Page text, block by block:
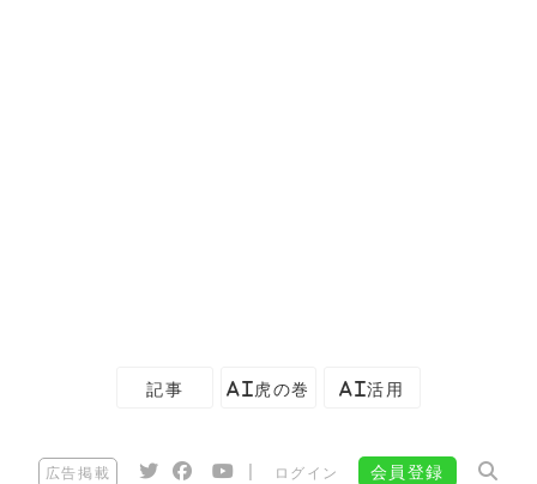
記事 AI虎の巻 AI活用
広告掲載 ログイン 会員登録